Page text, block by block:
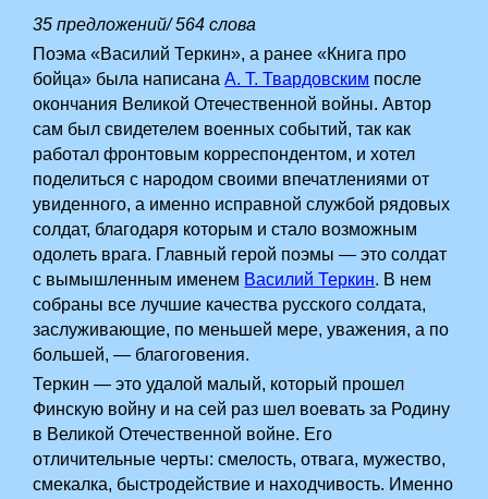
35 предложений/ 564 слова
Поэма «Василий Теркин», а ранее «Книга про
бойца» была написанаА. Т. Твардовским после
окончания Великой Отечественной войны. Автор
сам был свидетелем военных событий, так как
работал фронтовым корреспондентом, и хотел
поделиться с народом своими впечатлениями от
увиденного, а именно исправной службой рядовых
солдат, благодаря которым и стало возможным
одолеть врага. Главный герой поэмы — это солдат
с вымышленным именем Василий Теркин. В нем
собраны все лучшие качества русского солдата,
заслуживающие, по меньшей мере, уважения, а по
большей, — благоговения.
Теркин — это удалой малый, который прошел
Финскую войну и на сей раз шел воевать за Родину
в Великой Отечественной войне. Его
отличительные черты: смелость, отвага, мужество,
смекалка, быстродействие и находчивость. Именно